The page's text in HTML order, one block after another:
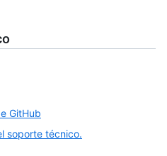
GitHub
soporte técnico.